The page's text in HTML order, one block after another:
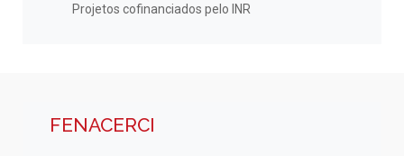
Projetos cofinanciados pelo INR
FENACERCI